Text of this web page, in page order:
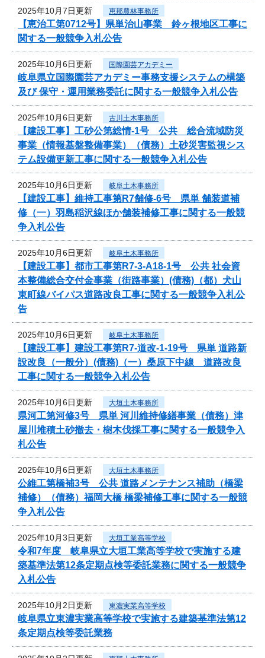
2025年10月7日更新 恵那農林事務所
【恵治工第0712号】県単治山事業 鈴ヶ根地区工事に
関する一般競争入札公告
2025年10月6日更新 国際園芸アカデミー
岐阜県立国際園芸アカデミー事務支援システムの構築
及び 保守・運用業務委託に関する一般競争入札公告
2025年10月6日更新 古川土木事務所
【建設工事】工砂公第総情-1号 公共 総合流域防災
事業（情報基盤整備事業）（債務）土砂災害監視シス
テム設備更新工事に関する一般競争入札公告
2025年10月6日更新 岐阜土木事務所
【建設工事】維持工事第R7舗修-6号 県単 舗装道補
修（一）羽島稲沢線ほか舗装補修工事に関する一般競
争入札公告
2025年10月6日更新 岐阜土木事務所
【建設工事】都市工事第R7-3-A18-1号 公共 社会資
本整備総合交付金事業（街路事業）(債務)（都）犬山
東町線バイパス道路改良工事に関する一般競争入札公
告
2025年10月6日更新 岐阜土木事務所
【建設工事】建設工事第R7-道改-1-19号 県単 道路新
設改良（一般分）(債務)（一）桑原下中線 道路改良
工事に関する一般競争入札公告
2025年10月6日更新 大垣土木事務所
県河工第河修3号 県単 河川維持修繕事業（債務）津
屋川堆積土砂撤去・樹木伐採工事に関する一般競争入
札公告
2025年10月6日更新 大垣土木事務所
公維工第橋補3号 公共 道路メンテナンス補助（橋梁
補修）（債務）福岡大橋 橋梁補修工事に関する一般競
争入札公告
2025年10月3日更新 大垣工業高等学校
令和7年度 岐阜県立大垣工業高等学校で実施する建
築基準法第12条定期点検等委託業務に関する一般競争
入札公告
2025年10月2日更新 東濃実業高等学校
岐阜県立東濃実業高等学校で実施する建築基準法第12
条定期点検等委託業務